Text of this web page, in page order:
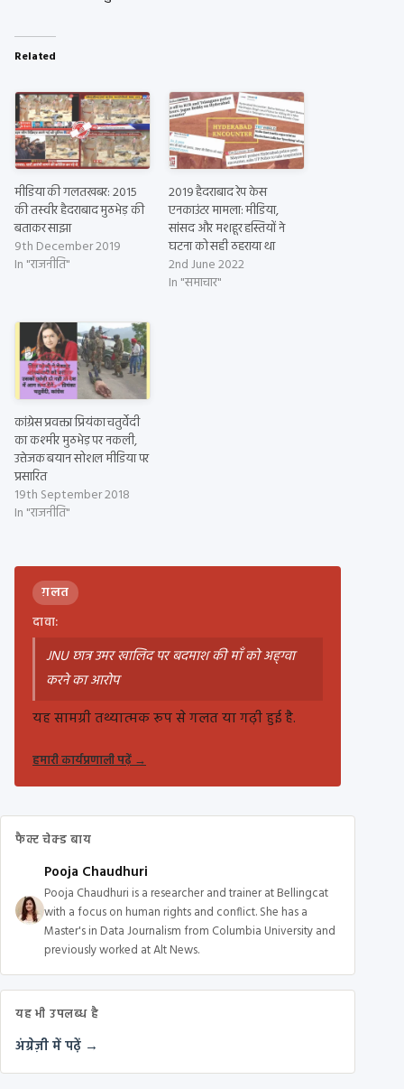
Related
मीडिया की गलतखबर: 2015
की तस्वीर हैदराबाद मुठभेड़ की
बताकर साझा
9th December 2019
In "राजनीति"
2019 हैदराबाद रेप केस
एनकाउंटर मामला: मीडिया,
सांसद और मशहूर हस्तियों ने
घटना को सही ठहराया था
2nd June 2022
In "समाचार"
कांग्रेस प्रवक्ता प्रियंका चतुर्वेदी
का कश्मीर मुठभेड़ पर नकली,
उत्तेजक बयान सोशल मीडिया पर
प्रसारित
19th September 2018
In "राजनीति"
ग़लत
दावा:
JNU छात्र उमर खालिद पर बदमाश की माँ को अह्ग्वा
करने का आरोप
यह सामग्री तथ्यात्मक रूप से गलत या गढ़ी हुई है.
हमारी कार्यप्रणाली पढ़ें→
फैक्ट चेक्ड बाय
Pooja Chaudhuri
Pooja Chaudhuri is a researcher and trainer at Bellingcat
with a focus on human rights and conflict. She has a
Master's in Data Journalism from Columbia University and
previously worked at Alt News.
यह भी उपलब्ध है
अंग्रेज़ी में पढ़ें →